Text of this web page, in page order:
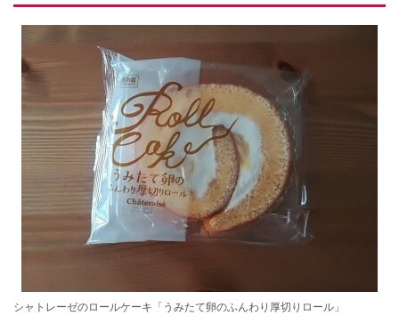
シャトレーゼのロールケーキ「うみたて卵のふんわり厚切りロール」